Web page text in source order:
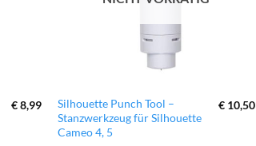
€8,99
Silhouette Punch Tool –
Stanzwerkzeug für Silhouette
Cameo 4, 5
€10,50